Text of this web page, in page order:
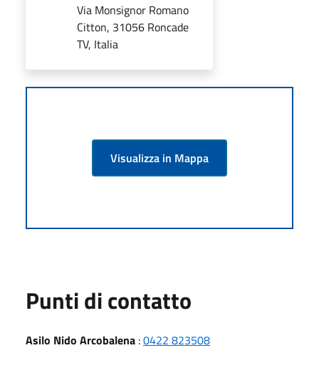
Via Monsignor Romano
Citton, 31056 Roncade
TV, Italia
Visualizza in Mappa
Punti di contatto
Asilo Nido Arcobalena :0422 823508